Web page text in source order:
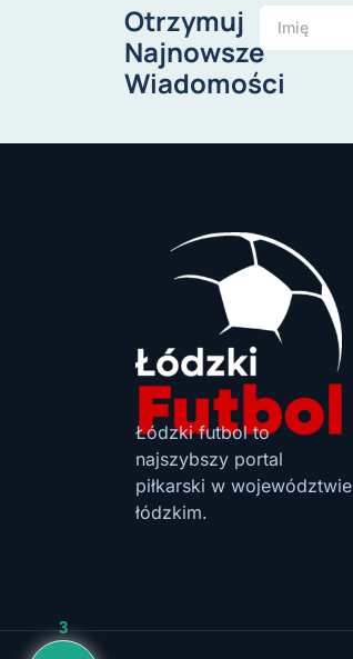
Otrzymuj
Najnowsze
Wiadomości
Łódzki futbol to
najszybszy portal
piłkarski w województwie
łódzkim.
3